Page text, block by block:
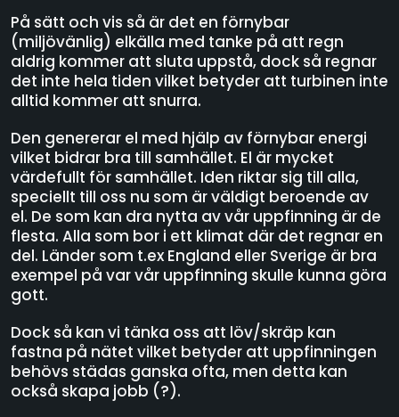
På sätt och vis så är det en förnybar
(miljövänlig) elkälla med tanke på att regn
aldrig kommer att sluta uppstå, dock så regnar
det inte hela tiden vilket betyder att turbinen inte
alltid kommer att snurra.
Den genererar el med hjälp av förnybar energi
vilket bidrar bra till samhället. El är mycket
värdefullt för samhället. Iden riktar sig till alla,
speciellt till oss nu som är väldigt beroende av
el. De som kan dra nytta av vår uppfinning är de
flesta. Alla som bor i ett klimat där det regnar en
del. Länder som t.ex England eller Sverige är bra
exempel på var vår uppfinning skulle kunna göra
gott.
Dock så kan vi tänka oss att löv/skräp kan
fastna på nätet vilket betyder att uppfinningen
behövs städas ganska ofta, men detta kan
också skapa jobb (?).